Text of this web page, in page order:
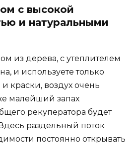
с высокой
и натуральными
из дерева, с утеплителем
и используете только
краски, воздух очень
малейший запах
рекуператора будет
раздельный поток
постоянно открывать